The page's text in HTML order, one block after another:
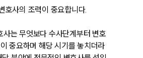
호사의 조력이 중요합니다.
사는 무엇보다 수사단계부터 변호
중요하며 해당 시기를 놓치더라